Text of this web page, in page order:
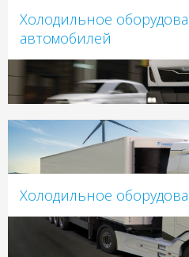
Холодильное
автомобилей
Холодильное